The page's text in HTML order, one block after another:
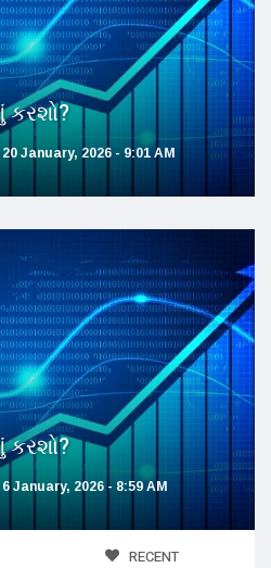
20 January, 2026 - 9:01 AM
6 January, 2026 - 8:59 AM
RECENT